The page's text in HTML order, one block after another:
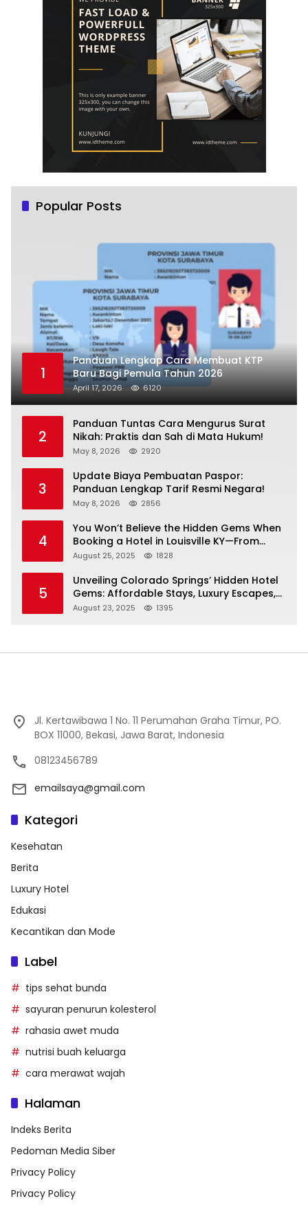
Popular Posts
1
Panduan Lengkap Cara Membuat KTP
Baru Bagi Pemula Tahun 2026
April 17, 2026 6120
2
Panduan Tuntas Cara Mengurus Surat
Nikah: Praktis dan Sah di Mata Hukum!
May 8, 2026 2920
3
Update Biaya Pembuatan Paspor:
Panduan Lengkap Tarif Resmi Negara!
May 8, 2026 2856
4
You Won’t Believe the Hidden Gems When
Booking a Hotel in Louisville KY—From
Cheap to Luxe!
August 25, 2025 1828
5
Unveiling Colorado Springs’ Hidden Hotel
Gems: Affordable Stays, Luxury Escapes,
and Everything In Between!
August 23, 2025 1395
Jl. Kertawibawa 1 No. 11 Perumahan Graha Timur, PO.
BOX 11000, Bekasi, Jawa Barat, Indonesia
08123456789
emailsaya@gmail.com
Kategori
Kesehatan
Berita
Luxury Hotel
Edukasi
Kecantikan dan Mode
Label
tips sehat bunda
sayuran penurun kolesterol
rahasia awet muda
nutrisi buah keluarga
cara merawat wajah
Halaman
Indeks Berita
Pedoman Media Siber
Privacy Policy
Privacy Policy